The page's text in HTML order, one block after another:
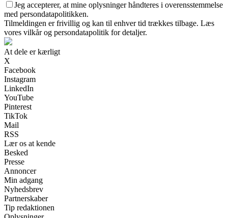
Jeg accepterer, at mine oplysninger håndteres i overensstemmelse
med persondatapolitikken.
Tilmeldingen er frivillig og kan til enhver tid trækkes tilbage. Læs
vores vilkår og persondatapolitik for detaljer.
At dele er kærligt
X
Facebook
Instagram
LinkedIn
YouTube
Pinterest
TikTok
Mail
RSS
Lær os at kende
Besked
Presse
Annoncer
Min adgang
Nyhedsbrev
Partnerskaber
Tip redaktionen